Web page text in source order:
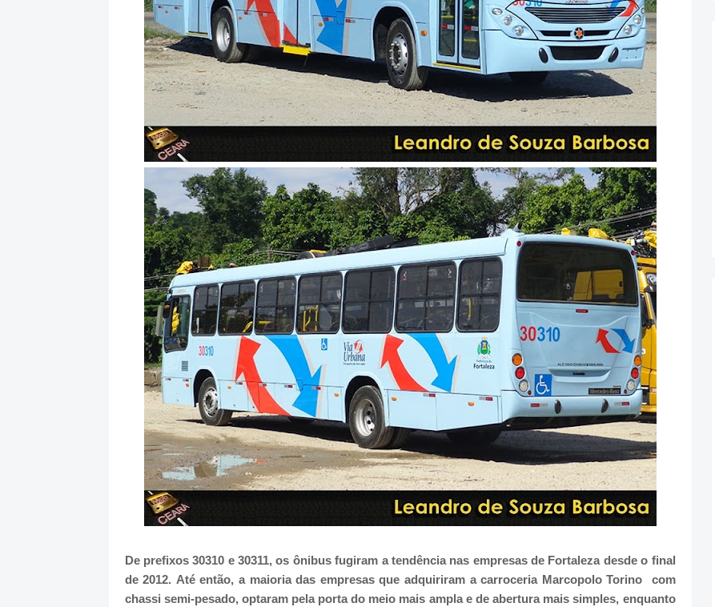
De prefixos 30310 e 30311, os ônibus fugiram a tendência nas empresas de Fortaleza desde o final
de 2012. Até então, a maioria das empresas que adquiriram a carroceria Marcopolo Torino com
chassi semi-pesado, optaram pela porta do meio mais ampla e de abertura mais simples, enquanto